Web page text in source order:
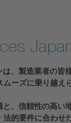
、製造業者の皆
ーズに乗り越
、信頼性の高い
的要件に合わせ